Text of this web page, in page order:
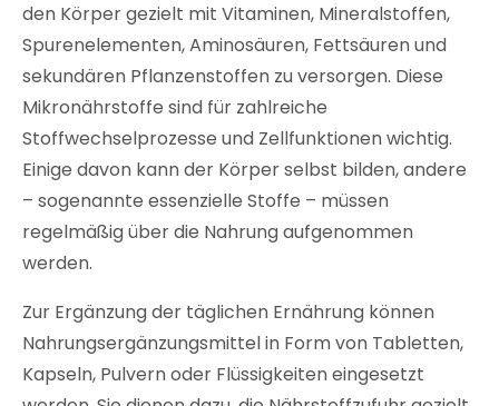
den Körper gezielt mit Vitaminen, Mineralstoffen,
Spurenelementen, Aminosäuren, Fettsäuren und
sekundären Pflanzenstoffen zu versorgen. Diese
Mikronährstoffe sind für zahlreiche
Stoffwechselprozesse und Zellfunktionen wichtig.
Einige davon kann der Körper selbst bilden, andere
– sogenannte essenzielle Stoffe – müssen
regelmäßig über die Nahrung aufgenommen
werden.
Zur Ergänzung der täglichen Ernährung können
Nahrungsergänzungsmittel in Form von Tabletten,
Kapseln, Pulvern oder Flüssigkeiten eingesetzt